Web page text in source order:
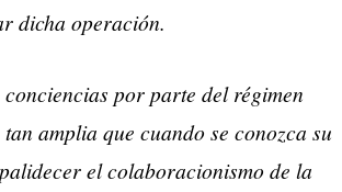
dicha operación.
por parte del régimen
amplia que cuando se conozca su
el colaboracionismo de la